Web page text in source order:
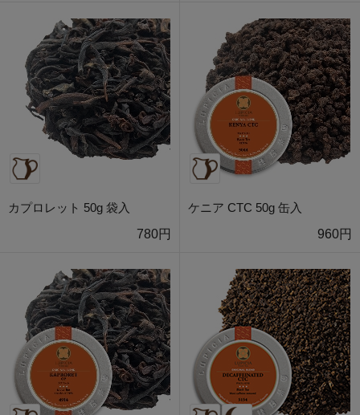
カプロレット 50g 袋入
780円
ケニア CTC 50g 缶入
960円